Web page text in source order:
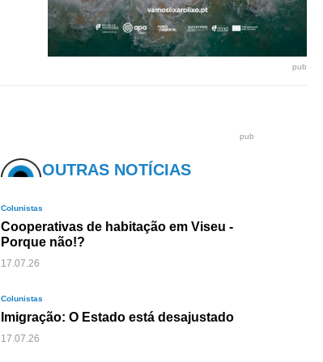
pub
pub
OUTRAS NOTÍCIAS
Colunistas
Cooperativas de habitação em Viseu -
Porque não!?
17.07.26
Colunistas
Imigração: O Estado está desajustado
17.07.26